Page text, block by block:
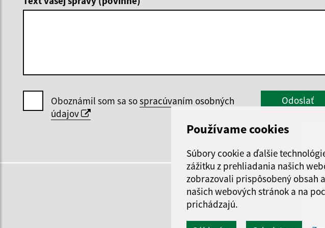
Používame cookies
Súbory cookie a ďalšie
zážitku z prehliadania našich
zobrazovali prispôsobený obsah
našich webových stránok a na
prichádzajú.
Oboznámil som sa sospracúvaním osobných
údajov
Google reCaptcha
Odoslať
správu